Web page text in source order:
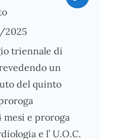
2025
triennale di
un
del quinto
e proroga
e l’ U.O.C.